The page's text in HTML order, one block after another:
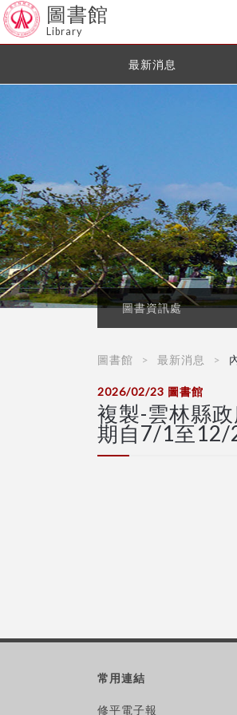
圖書館
Library
最新消息
圖書資訊處
圖書館 最新消息
2026/02/23 圖書館
複製-雲林縣
期自7/1至12/
常用連結
修平電子報